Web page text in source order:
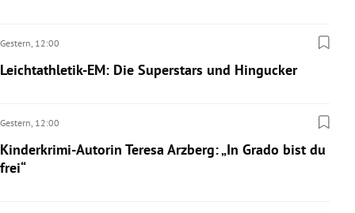
Gestern, 12:00
Leichtathletik-EM: Die Superstars und Hingucker
Gestern, 12:00
Kinderkrimi-Autorin Teresa Arzberg: „In Grado bist du
frei“